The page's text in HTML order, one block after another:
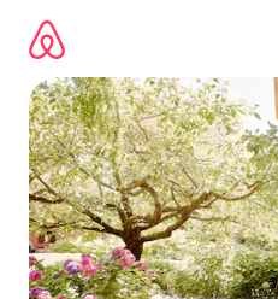
direct
naar
inhoud